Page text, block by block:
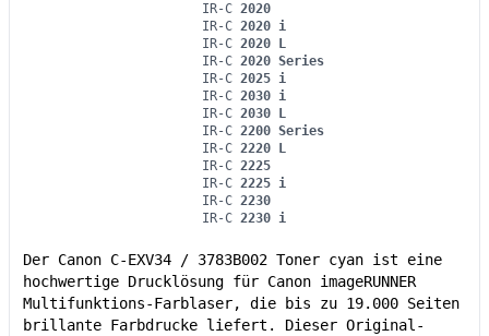
IR-C 2020
IR-C 2020 i
IR-C 2020 L
IR-C 2020 Series
IR-C 2025 i
IR-C 2030 i
IR-C 2030 L
IR-C 2200 Series
IR-C 2220 L
IR-C 2225
IR-C 2225 i
IR-C 2230
IR-C 2230 i
Der Canon C-EXV34 / 3783B002 Toner cyan ist eine
hochwertige Drucklösung für Canon imageRUNNER
Multifunktions-Farblaser, die bis zu 19.000 Seiten
brillante Farbdrucke liefert. Dieser Original-